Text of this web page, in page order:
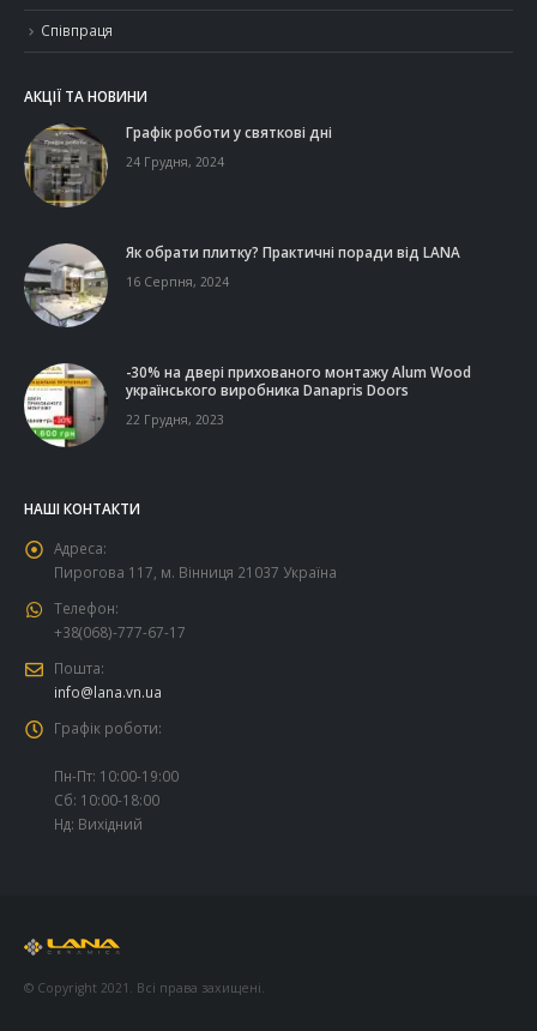
Співпраця
АКЦІЇ ТА НОВИНИ
Графік роботи у святкові дні
24 Грудня, 2024
Як обрати плитку? Практичні поради від LANA
16 Серпня, 2024
-30% на двері прихованого монтажу Alum Wood
українського виробника Danapris Doors
22 Грудня, 2023
НАШІ КОНТАКТИ
Адреса:
Пирогова 117, м. Вінниця 21037 Україна
Телефон:
+38(068)-777-67-17
Пошта:
info@lana.vn.ua
Графік роботи:
Пн-Пт: 10:00-19:00
Сб: 10:00-18:00
Нд: Вихідний
© Copyright 2021. Всі права захищені.